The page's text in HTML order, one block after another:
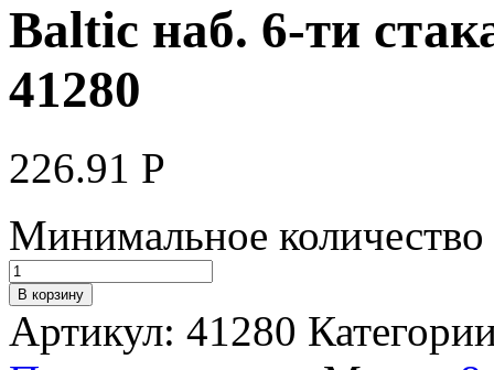
Baltic наб. 6-ти
41280
226.91 Р
Минимальное количество
В корзину
Артикул: 41280